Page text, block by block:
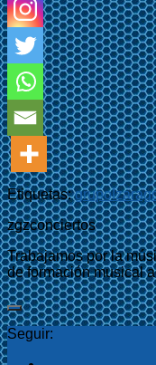
Etiquetas:grupoI
zgzconciertos
Trabajamos por la
de formación musical
Seguir: